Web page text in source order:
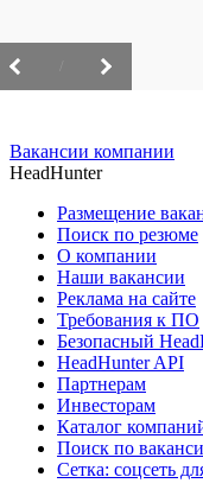
Вакансии компании
HeadHunter
Размещение
Поиск по резюме
О компании
Наши вакансии
Реклама на сайте
Требования к ПО
Безопасный
HeadHunter API
Партнерам
Инвесторам
Каталог
Поиск по
Сетка: соцсеть